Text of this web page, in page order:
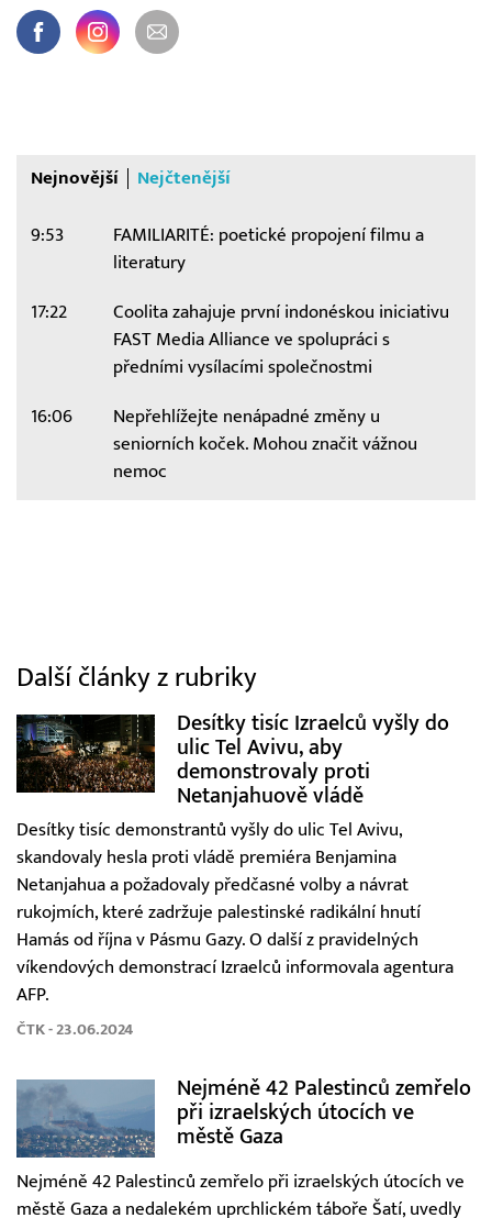
Nejnovější Nejčtenější
9:53
FAMILIARITÉ: poetické propojení filmu a
literatury
17:22
Coolita zahajuje první indonéskou iniciativu
FAST Media Alliance ve spolupráci s
předními vysílacími společnostmi
16:06
Nepřehlížejte nenápadné změny u
seniorních koček. Mohou značit vážnou
nemoc
Další články z rubriky
Desítky tisíc Izraelců vyšly do
ulic Tel Avivu, aby
demonstrovaly proti
Netanjahuově vládě
Desítky tisíc demonstrantů vyšly do ulic Tel Avivu,
skandovaly hesla proti vládě premiéra Benjamina
Netanjahua a požadovaly předčasné volby a návrat
rukojmích, které zadržuje palestinské radikální hnutí
Hamás od října v Pásmu Gazy. O další z pravidelných
víkendových demonstrací Izraelců informovala agentura
AFP.
ČTK - 23.06.2024
Nejméně 42 Palestinců zemřelo
při izraelských útocích ve
městě Gaza
Nejméně 42 Palestinců zemřelo při izraelských útocích ve
městě Gaza a nedalekém uprchlickém táboře Šatí, uvedly